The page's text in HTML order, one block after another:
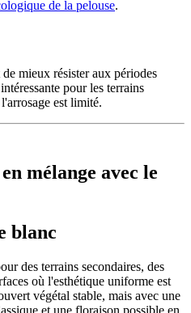
de la pelouse.
mieux résister aux périodes
pour les terrains
est limité.
mélange avec le
blanc
des terrains secondaires, des
où l'esthétique uniforme est
végétal stable, mais avec une
et une floraison possible en